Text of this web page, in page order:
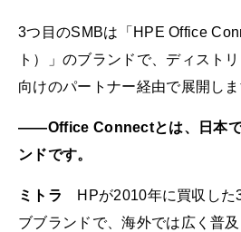
3つ目のSMBは「HPE Office
ト）」のブランドで、ディスト
向けのパートナー経由で展開しま
――Office Connectとは、日本で
ンドです。
ミトラ
HPが2010年に買収した
ブブランドで、海外では広く普